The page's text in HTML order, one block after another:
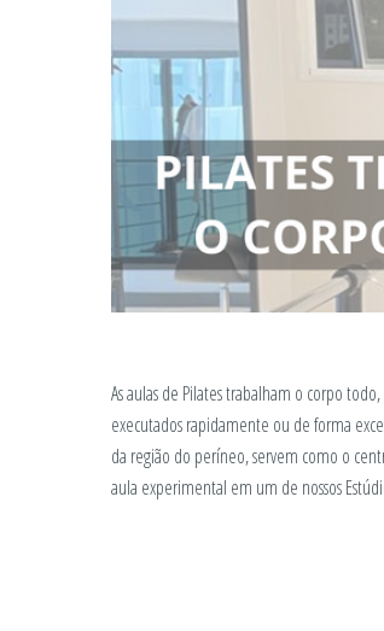
As aulas de Pilates trabalham o corpo
executados rapidamente ou de forma
da região do períneo, servem como o
aula experimental em um de nossos